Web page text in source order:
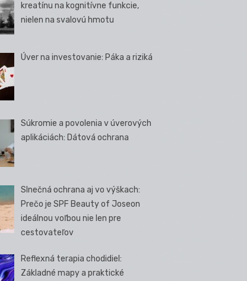
kreatínu na kognitívne funkcie,
nielen na svalovú hmotu
Úver na investovanie: Páka a riziká
Súkromie a povolenia v úverových
aplikáciách: Dátová ochrana
Slnečná ochrana aj vo výškach:
Prečo je SPF Beauty of Joseon
ideálnou voľbou nie len pre
cestovateľov
Reflexná terapia chodidiel:
Základné mapy a praktické